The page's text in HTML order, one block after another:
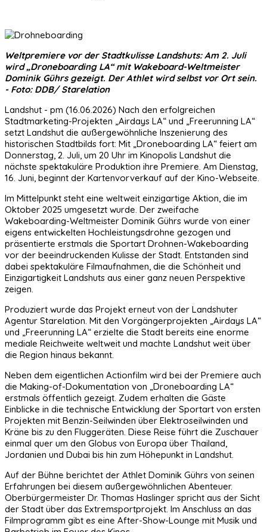
Weltpremiere vor der Stadtkulisse Landshuts: Am 2. Juli
wird „Droneboarding LA“ mit Wakeboard-Weltmeister
Dominik Gührs gezeigt. Der Athlet wird selbst vor Ort sein.
- Foto: DDB/ Starelation
Landshut - pm (16.06.2026) Nach den erfolgreichen
Stadtmarketing-Projekten „Airdays LA“ und „Freerunning LA“
setzt Landshut die außergewöhnliche Inszenierung des
historischen Stadtbilds fort: Mit „Droneboarding LA“ feiert am
Donnerstag, 2. Juli, um 20 Uhr im Kinopolis Landshut die
nächste spektakuläre Produktion ihre Premiere. Am Dienstag,
16. Juni, beginnt der Kartenvorverkauf auf der Kino-Webseite.
Im Mittelpunkt steht eine weltweit einzigartige Aktion, die im
Oktober 2025 umgesetzt wurde. Der zweifache
Wakeboarding-Weltmeister Dominik Gührs wurde von einer
eigens entwickelten Hochleistungsdrohne gezogen und
präsentierte erstmals die Sportart Drohnen-Wakeboarding
vor der beeindruckenden Kulisse der Stadt. Entstanden sind
dabei spektakuläre Filmaufnahmen, die die Schönheit und
Einzigartigkeit Landshuts aus einer ganz neuen Perspektive
zeigen.
Produziert wurde das Projekt erneut von der Landshuter
Agentur Starelation. Mit den Vorgängerprojekten „Airdays LA“
und „Freerunning LA“ erzielte die Stadt bereits eine enorme
mediale Reichweite weltweit und machte Landshut weit über
die Region hinaus bekannt.
Neben dem eigentlichen Actionfilm wird bei der Premiere auch
die Making-of-Dokumentation von „Droneboarding LA“
erstmals öffentlich gezeigt. Zudem erhalten die Gäste
Einblicke in die technische Entwicklung der Sportart von ersten
Projekten mit Benzin-Seilwinden über Elektroseilwinden und
Kräne bis zu den Fluggeräten. Diese Reise führt die Zuschauer
einmal quer um den Globus von Europa über Thailand,
Jordanien und Dubai bis hin zum Höhepunkt in Landshut.
Auf der Bühne berichtet der Athlet Dominik Gührs von seinen
Erfahrungen bei diesem außergewöhnlichen Abenteuer.
Oberbürgermeister Dr. Thomas Haslinger spricht aus der Sicht
der Stadt über das Extremsportprojekt. Im Anschluss an das
Filmprogramm gibt es eine After-Show-Lounge mit Musik und